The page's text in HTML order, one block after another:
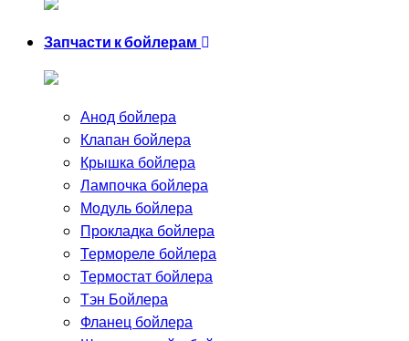
Запчасти к бойлерам
Анод бойлера
Клапан бойлера
Крышка бойлера
Лампочка бойлера
Модуль бойлера
Прокладка бойлера
Термореле бойлера
Термостат бойлера
Тэн Бойлера
Фланец бойлера